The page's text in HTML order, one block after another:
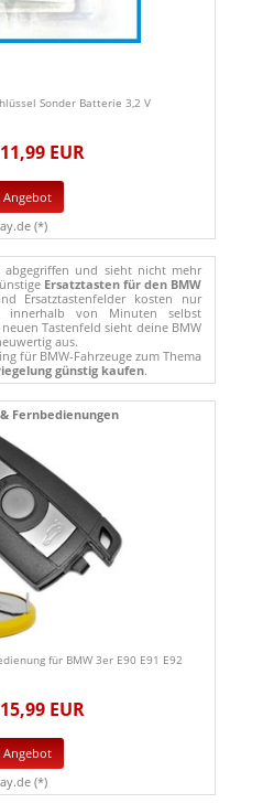
Sonder Batterie 3,2 V
11,99 EUR
Angebot
(*)
und sieht nicht mehr
Ersatztasten für den BMW
Ersatztastenfelder kosten nur
von Minuten selbst
Tastenfeld sieht deine BMW
aus.
für BMW-Fahrzeuge zum Thema
günstig kaufen.
Fernbedienungen
für BMW 3er E90 E91 E92
15,99 EUR
Angebot
(*)